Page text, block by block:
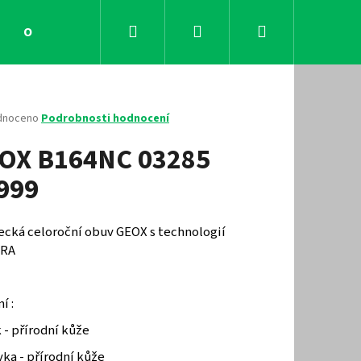
Obchodní podmínky KontaktyPřihlášení
Podrobnosti hodnocení
B164NC 03285
celoroční obuv GEOX s technologií
:
- přírodní kůže
- přírodní kůže